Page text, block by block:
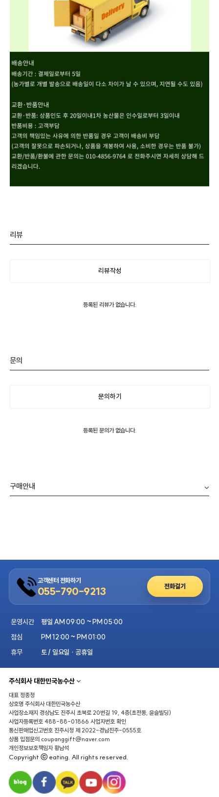
리뷰
리뷰작성
등록된 리뷰가 없습니다.
문의
문의하기
등록된 문의가 없습니다.
구매안내
고객센터 전화하기
055-790-9213 전화걸기
운영시간
평일 AM 09:00 ~ PM 05:00
점심
PM 12:00 ~ PM 01:00
휴무
토 / 일요일 · 공휴일
주식회사 대한민국농수산
대표 정종청
상호명 주식회사 대한민국농수산
사업장소재지 경상남도 진주시 초북로 20번길 19, 4층(초전동, 윤슬빌딩)
사업자등록번호 488-88-01866 사업자번호 확인
통신판매업신고번호 진주시청 제 2022-경남진주-0555호
상품 입점문의 coupanggift@naver.com
개인정보보호책임자황남석
Copyright ⓒ eating. All rights reserved.